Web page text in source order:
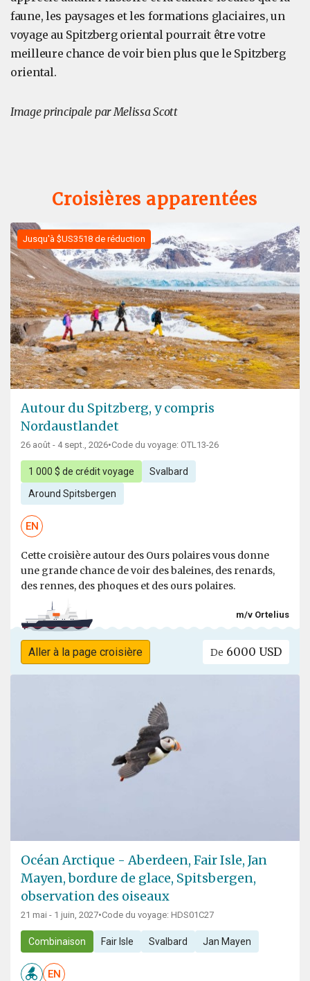
faune, les paysages et les formations glaciaires, un
voyage au Spitzberg oriental pourrait être votre
meilleure chance de voir bien plus que le Spitzberg
oriental.
Image principale par Melissa Scott
Croisières apparentées
Jusqu'à $US3518 de réduction
Autour du Spitzberg, y compris
Nordaustlandet
26 août - 4 sept., 2026•Code du voyage: OTL13-26
1 000 $ de crédit voyage Svalbard
Around Spitsbergen
EN
Cette croisière autour des Ours polaires vous donne
une grande chance de voir des baleines, des renards,
des rennes, des phoques et des ours polaires.
m/v Ortelius
Aller à la page croisière De 6000 USD
Océan Arctique - Aberdeen, Fair Isle, Jan
Mayen, bordure de glace, Spitsbergen,
observation des oiseaux
21 mai - 1 juin, 2027•Code du voyage: HDS01C27
Combinaison Fair Isle Svalbard Jan Mayen
EN